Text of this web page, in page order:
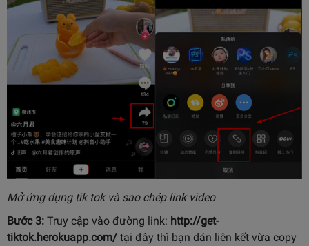
Mở ứng dụng tik tok và sao chép link video
Bước 3: Truy cập vào đường link: http://get-
tiktok.herokuapp.com/ tại đây thì bạn dán liên kết vừa copy